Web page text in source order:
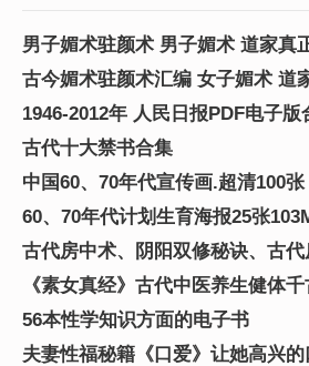
男子媚术驻颜术 男子媚术 道家真
古今媚术驻颜术汇编 女子媚术 道
1946-2012年 人民日报PDF电子版
古代十大禁书合集
中国60、70年代宣传画.超清100张
60、70年代计划生育海报25张
古代房中术、阴阳双修秘诀、古
《素女真经》古代中医养生健体
56本性学知识方面的电子书
夫妻性福秘籍《口爱》让她高兴